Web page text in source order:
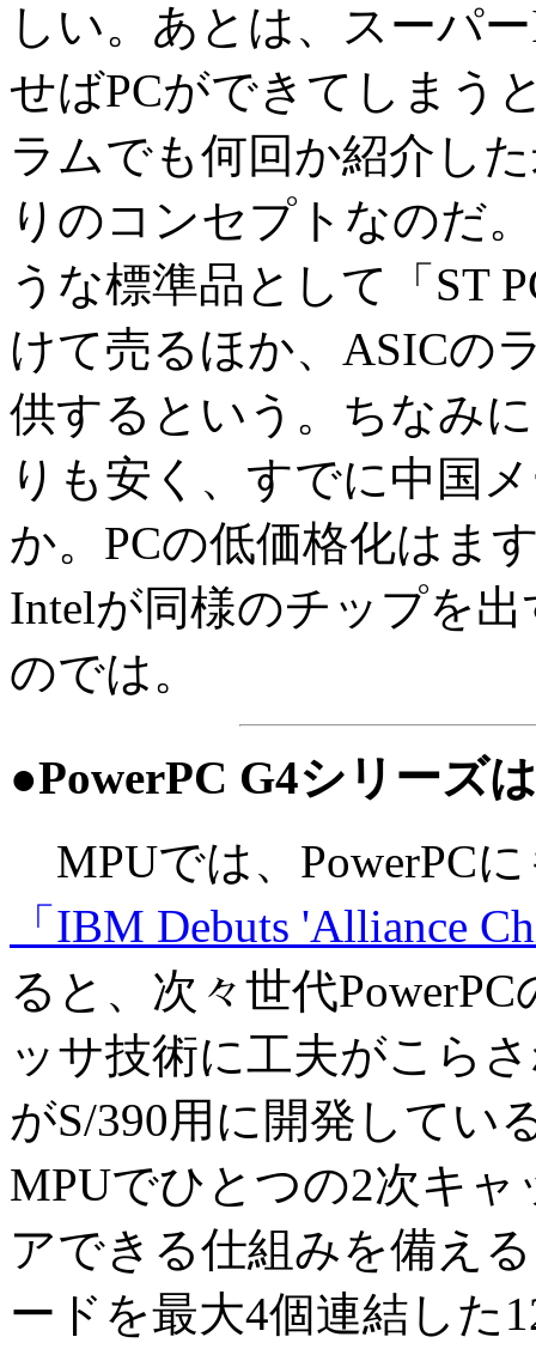
しい。あとは、スーパ
せばPCができてしまう
ラムでも何回か紹介し
りのコンセプトなのだ
うな標準品として「ST
けて売るほか、ASICの
供するという。ちなみ
りも安く、すでに中国
か。PCの低価格化はま
Intelが同様のチップを
のでは。
●PowerPC G4シリーズ
MPUでは、PowerPC
「IBM Debuts 'Alliance
ると、次々世代
ッサ技術に工夫がこら
がS/390用に開発してい
MPUでひとつの2次キ
アできる仕組みを備え
ードを最大4個連結した